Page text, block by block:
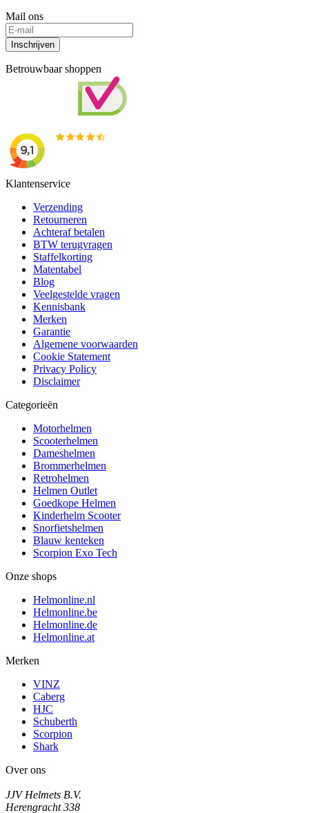
Mail ons
Inschrijven
Betrouwbaar shoppen
Klantenservice
Verzending
Retourneren
Achteraf betalen
BTW terugvragen
Staffelkorting
Matentabel
Blog
Veelgestelde vragen
Kennisbank
Merken
Garantie
Algemene voorwaarden
Cookie Statement
Privacy Policy
Disclaimer
Categorieën
Motorhelmen
Scooterhelmen
Dameshelmen
Brommerhelmen
Retrohelmen
Helmen Outlet
Goedkope Helmen
Kinderhelm Scooter
Snorfietshelmen
Blauw kenteken
Scorpion Exo Tech
Onze shops
Helmonline.nl
Helmonline.be
Helmonline.de
Helmonline.at
Merken
VINZ
Caberg
HJC
Schuberth
Scorpion
Shark
Over ons
JJV Helmets B.V.
Herengracht 338